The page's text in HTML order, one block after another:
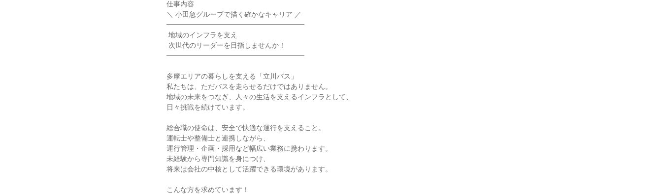
仕事内容
＼ 小田急グループで描く確かなキャリア ／
━━━━━━━━━━━━━━━━━━━━
━━━━━━━━━━━━━━━━━━━━
多摩エリアの暮らしを支える「立川バス」
私たちは、ただバスを走らせるだけではありません。
地域の未来をつなぎ、人々の生活を支えるインフラとして、
日々挑戦を続けています。
総合職の使命は、安全で快適な運行を支えること。
運転士や整備士と連携しながら、
運行管理・企画・採用など幅広い業務に携わります。
未経験から専門知識を身につけ、
将来は会社の中核として活躍できる環境があります。
こんな方を求めています！